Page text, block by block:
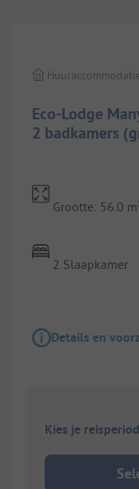
Eco-Lodge
2 badkamers
Grootte: 56.0
2 Slaapkamer
Details en
Kies je